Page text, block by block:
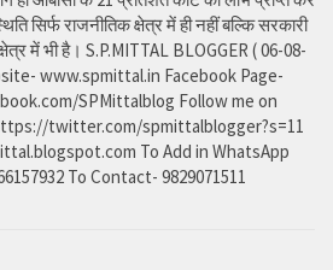
सिर्फ राजनीतिक क्षेत्र में ही नहीं बल्कि सरकारी
में भी है। S.P.MITTAL BLOGGER ( 06-08-
www.spmittal.in Facebook Page-
SPMittalblog Follow me on
twitter.com/spmittalblogger?s=11
To Add in WhatsApp
To Contact- 9829071511